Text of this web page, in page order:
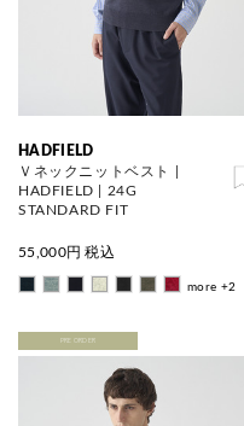
HADFIELD
Ｖネックニットベスト |
HADFIELD | 24G
STANDARD FIT
55,000円 税込
more +2
PRE ORDER